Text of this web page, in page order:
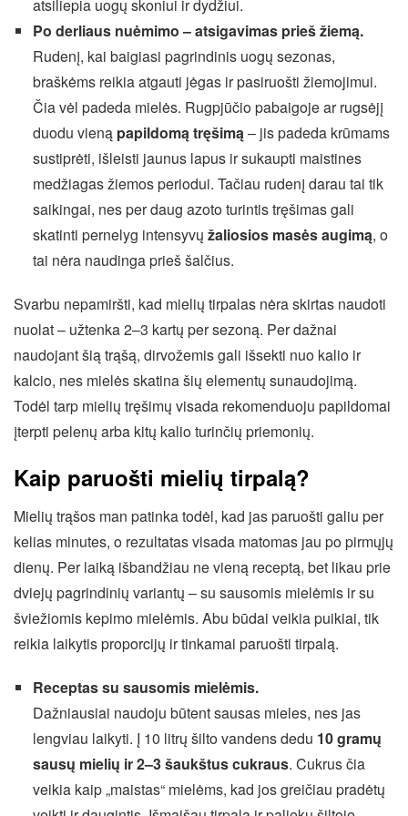
atsiliepia uogų skoniui ir dydžiui.
Po derliaus nuėmimo – atsigavimas prieš žiemą.
Rudenį, kai baigiasi pagrindinis uogų sezonas,
braškėms reikia atgauti jėgas ir pasiruošti žiemojimui.
Čia vėl padeda mielės. Rugpjūčio pabaigoje ar rugsėjį
duodu vieną papildomą tręšimą– jis padeda krūmams
sustiprėti, išleisti jaunus lapus ir sukaupti maistines
medžiagas žiemos periodui. Tačiau rudenį darau tai tik
saikingai, nes per daug azoto turintis tręšimas gali
skatinti pernelyg intensyvų žaliosios masės augimą, o
tai nėra naudinga prieš šalčius.
Svarbu nepamiršti, kad mielių tirpalas nėra skirtas naudoti
nuolat – užtenka 2–3 kartų per sezoną. Per dažnai
naudojant šią trąšą, dirvožemis gali išsekti nuo kalio ir
kalcio, nes mielės skatina šių elementų sunaudojimą.
Todėl tarp mielių tręšimų visada rekomenduoju papildomai
įterpti pelenų arba kitų kalio turinčių priemonių.
Kaip paruošti mielių tirpalą?
Mielių trąšos man patinka todėl, kad jas paruošti galiu per
kelias minutes, o rezultatas visada matomas jau po pirmųjų
dienų. Per laiką išbandžiau ne vieną receptą, bet likau prie
dviejų pagrindinių variantų – su sausomis mielėmis ir su
šviežiomis kepimo mielėmis. Abu būdai veikia puikiai, tik
reikia laikytis proporcijų ir tinkamai paruošti tirpalą.
Receptas su sausomis mielėmis.
Dažniausiai naudoju būtent sausas mieles, nes jas
lengviau laikyti. Į 10 litrų šilto vandens dedu 10 gramų
sausų mielių ir 2–3 šaukštus cukraus. Cukrus čia
veikia kaip „maistas“ mielėms, kad jos greičiau pradėtų